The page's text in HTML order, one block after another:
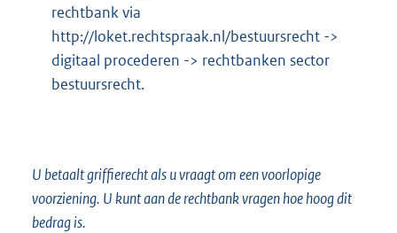
rechtbank via
http://loket.rechtspraak.nl/bestuursrecht ->
digitaal procederen -> rechtbanken sector
bestuursrecht.
U betaalt griffierecht als u vraagt om een voorlopige
voorziening. U kunt aan de rechtbank vragen hoe hoog dit
bedrag is.